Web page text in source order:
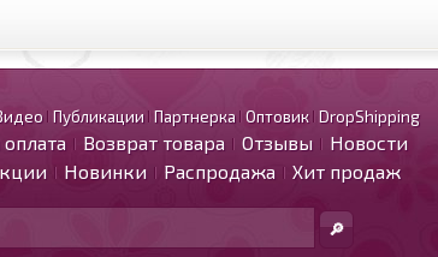
Публикации Партнерка Оптовик DropShipping
Возврат товара Отзывы
Новости
Новинки Распродажа Хит продаж